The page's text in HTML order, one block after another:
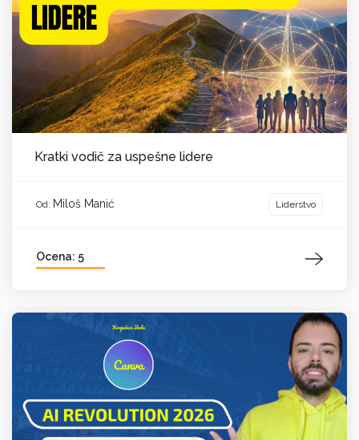
Kratki vodič za uspešne lidere
Od: Miloš Manić Liderstvo
Ocena: 5